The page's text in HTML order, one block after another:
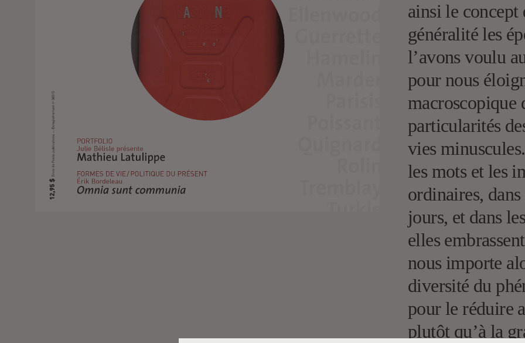
ainsi le
généralité les
l’avons voulu
pour nous
macroscopique
particularités
vies
les mots et les
ordinaires,
jours, et dans
elles
nous importe
diversité du
pour le réduire
plutôt qu’à la